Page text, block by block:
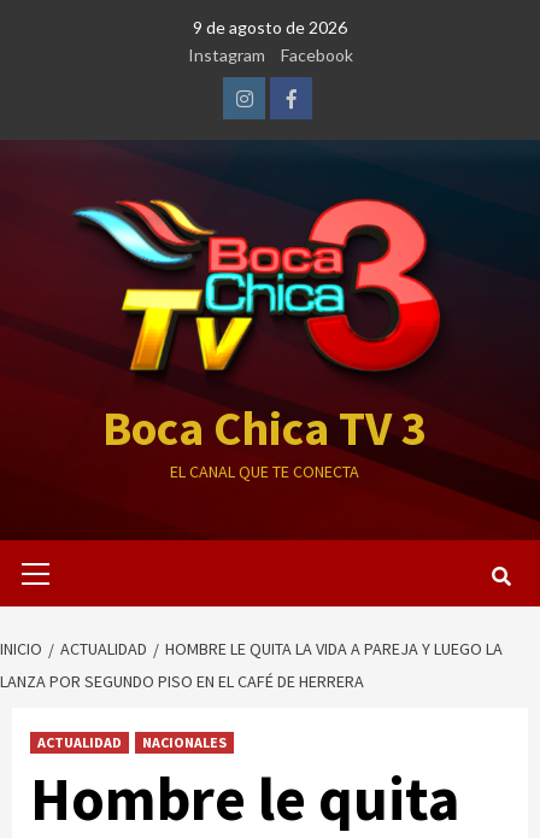
9 de agosto de 2026
Instagram
Facebook
InstagramFacebook
Boca Chica TV 3
EL CANAL QUE TE CONECTA
primario
INICIO ACTUALIDAD
HOMBRE LE QUITA LA VIDA A PAREJA Y LUEGO LA
LANZA POR SEGUNDO PISO EN EL CAFÉ DE HERRERA
ACTUALIDAD NACIONALES
Hombre le quita